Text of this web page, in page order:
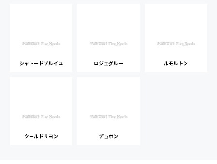
シャトードブルイユ ロジェグルー ルモルトン
クールドリヨン デュポン